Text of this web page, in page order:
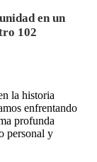
en un
102
la historia
enfrentando
profunda
personal y